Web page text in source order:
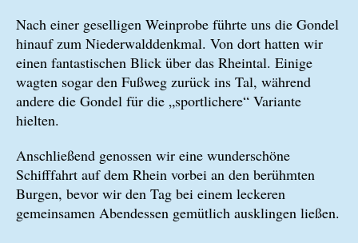
Nach einer geselligen Weinprobe führte uns die Gondel
hinauf zum Niederwalddenkmal. Von dort hatten wir
einen fantastischen Blick über das Rheintal. Einige
wagten sogar den Fußweg zurück ins Tal, während
andere die Gondel für die „sportlichere“ Variante
hielten.
Anschließend genossen wir eine wunderschöne
Schifffahrt auf dem Rhein vorbei an den berühmten
Burgen, bevor wir den Tag bei einem leckeren
gemeinsamen Abendessen gemütlich ausklingen ließen.